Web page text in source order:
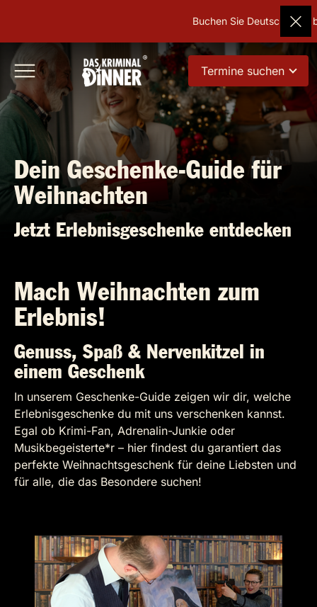
Buchen Sie Deutschlands
Termine suchen
Dein Geschenke-Guide für
Weihnachten
Jetzt Erlebnisgeschenke entdecken
Mach Weihnachten zum
Erlebnis!
Genuss, Spaß & Nervenkitzel in
einem Geschenk
In unserem Geschenke-Guide zeigen wir dir, welche
Erlebnisgeschenke du mit uns verschenken kannst.
Egal ob Krimi-Fan, Adrenalin-Junkie oder
Musikbegeisterte*r – hier findest du garantiert das
perfekte Weihnachtsgeschenk für deine Liebsten und
für alle, die das Besondere suchen!